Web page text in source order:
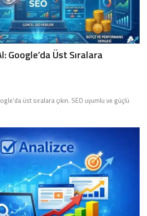
Google’da Üst Sıralara
üst sıralara çıkın. SEO uyumlu ve güçlü